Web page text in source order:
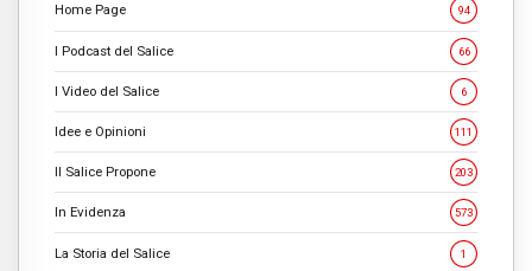
Home Page 94
I Podcast del Salice 66
I Video del Salice 6
Idee e Opinioni 111
Il Salice Propone 203
In Evidenza 573
La Storia del Salice 1